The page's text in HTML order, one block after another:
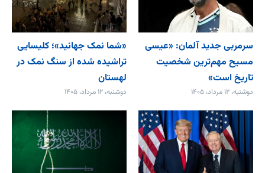
سرمربی جدید آلمان: «عیسی
مسیح مهم‌ترین شخصیت
تاریخ است»
دوشنبه، ۱۲ مرداد، ۱۴۰۵
«شما نمک جهانید»؛ کلیسایی
تراشیده شده از سنگ نمک در
لهستان
دوشنبه، ۱۲ مرداد، ۱۴۰۵